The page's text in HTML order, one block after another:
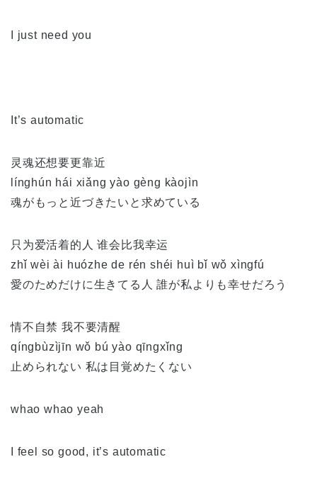
I just need you
It’s automatic
灵魂还想要更靠近
línghún hái xiǎng yào gèng kàojìn
魂がもっと近づきたいと求めている
只为爱活着的人 谁会比我幸运
zhǐ wèi ài huózhe de rén shéi huì bǐ wǒ xìngfú
愛のためだけに生きてる人 誰が私よりも幸せだろう
情不自禁 我不要清醒
qíngbùzìjīn wǒ bú yào qīngxǐng
止められない 私は目覚めたくない
whao whao yeah
I feel so good, it’s automatic